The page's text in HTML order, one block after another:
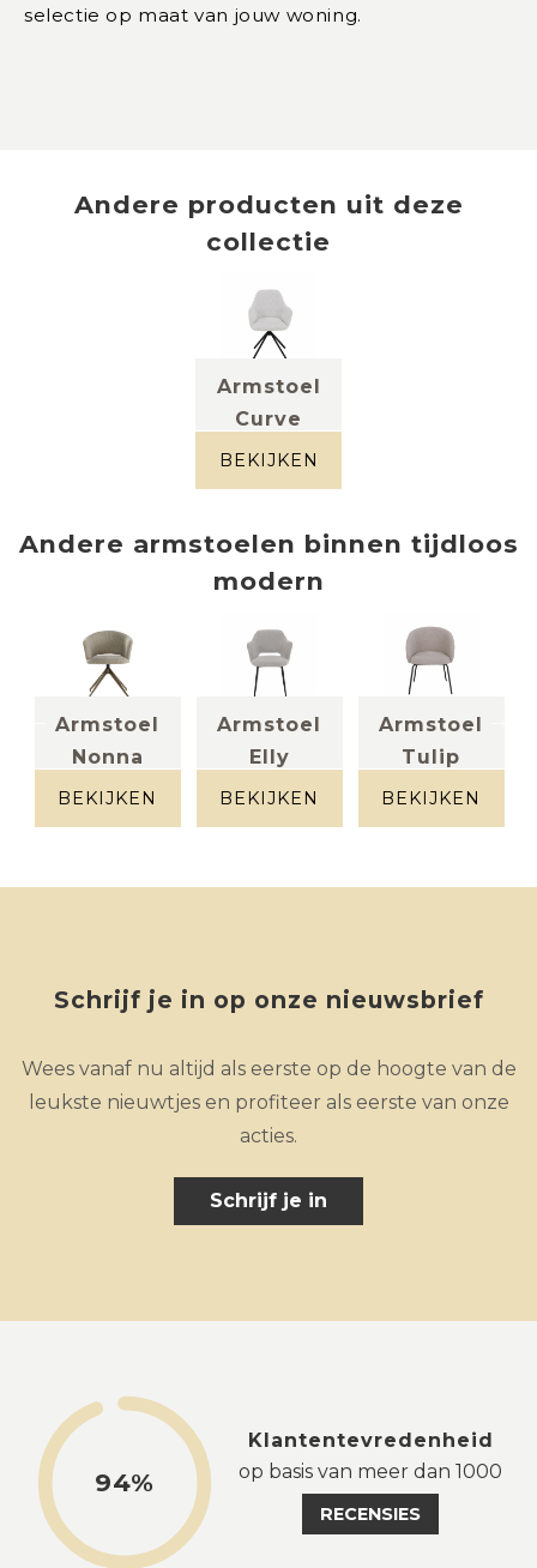
selectie op maat van jouw woning.
Andere producten uit deze
collectie
Armstoel
Curve
BEKIJKEN
Andere armstoelen binnen tijdloos
modern
Armstoel
Nonna
BEKIJKEN
Armstoel
Elly
beige/grijs
BEKIJKEN
Armstoel
Tulip
naturel
BEKIJKEN
Schrijf je in op onze nieuwsbrief
Wees vanaf nu altijd als eerste op de hoogte van de
leukste nieuwtjes en profiteer als eerste van onze
acties.
Schrijf je in
94%
Klantentevredenheid
op basis van meer dan 1000
RECENSIES